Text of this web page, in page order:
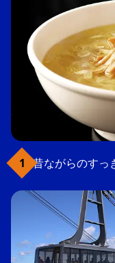
昔ながらのすっ